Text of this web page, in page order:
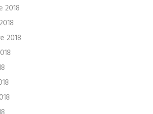
2018
2018